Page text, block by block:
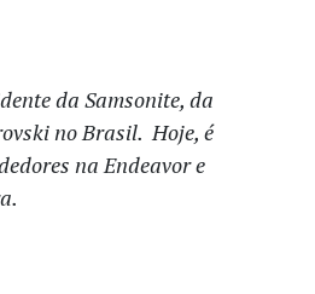
da Samsonite, da
no Brasil. Hoje, é
na Endeavor e